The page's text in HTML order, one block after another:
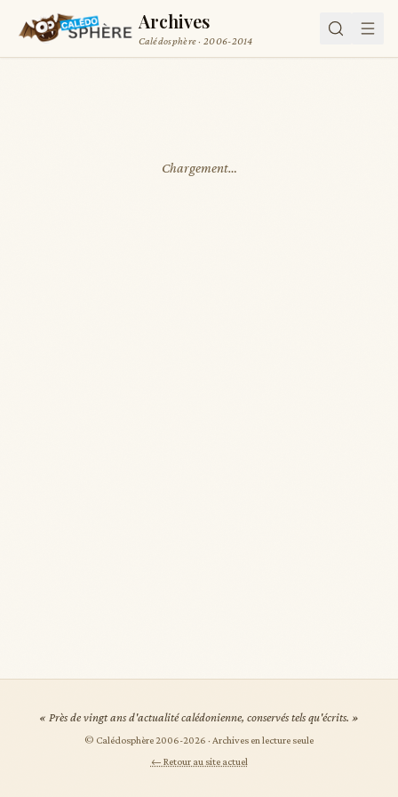
Archives
Calédosphère · 2006-2014
Chargement…
« Près de vingt ans d'actualité calédonienne, conservés tels qu'écrits. »
© Calédosphère 2006-2026 · Archives en lecture seule
← Retour au site actuel